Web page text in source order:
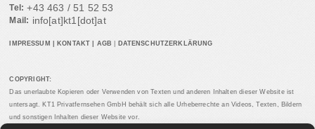
Tel: +43 463 / 51 52 53
Mail: info[at]kt1[dot]at
IMPRESSUM KONTAKT AGB DATENSCHUTZERKLÄRUNG
COPYRIGHT:
Das unerlaubte Kopieren oder Verwenden von Texten und anderen Inhalten dieser Website ist
untersagt. KT1 Privatfernsehen GmbH behält sich alle Urheberrechte an Videos, Texten, Bildern
und sonstigen Inhalten dieser Website vor.